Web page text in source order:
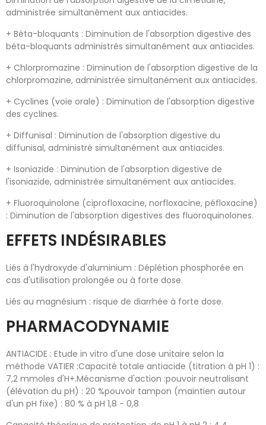
administrée simultanément aux antiacides.
+ Béta-bloquants : Diminution de l'absorption digestive des
béta-bloquants administrés simultanément aux antiacides.
+ Chlorpromazine : Diminution de l'absorption digestive de la
chlorpromazine, administrée simultanément aux antiacides.
+ Cyclines (voie orale) : Diminution de l'absorption digestive
des cyclines.
+ Diffunisal : Diminution de l'absorption digestive du
diffunisal, administré simultanément aux antiacides.
+ Isoniazide : Diminution de l'absorption digestive de
l'isoniazide, administrée simultanément aux antiacides.
+ Fluoroquinolone (ciprofloxacine, norfloxacine, péfloxacine)
: Diminution de l'absorption digestives des fluoroquinolones.
EFFETS INDÉSIRABLES
Liés à l'hydroxyde d'aluminium : Déplétion phosphorée en
cas d'utilisation prolongée ou à forte dose.
Liés au magnésium : risque de diarrhée à forte dose.
PHARMACODYNAMIE
ANTIACIDE : Etude in vitro d'une dose unitaire selon la
méthode VATIER :Capacité totale antiacide (titration à pH 1) :
7,2 mmoles d'H+.Mécanisme d'action :pouvoir neutralisant
(élévation du pH) : 20 %pouvoir tampon (maintien autour
d'un pH fixe) : 80 % à pH 1,8 - 0,8